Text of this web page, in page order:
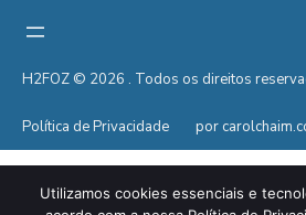
H2FOZ © 2026 . Todos os direitos
Política de Privacidade por
Utilizamos cookies essenciais e